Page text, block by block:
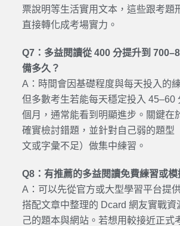
票說明等生活實用文本，這些跟考題
直接轉化成考場實力。
Q7：多益閱讀從 400 分提升到
備多久？
A：時間會因基礎程度與每天投入的
但多數考生若能每天穩定投入 45–60
個月，通常能看到明顯進步。關鍵在
確實檢討錯題，並針對自己弱的題型
文或字彙不足）做集中練習。
Q8：有推薦的多益閱讀免費練習或模
A：可以先從官方或大型學習平台提
搭配文章中整理的 Dcard 網友實戰資
己的題本與網站。若想用較接近正式